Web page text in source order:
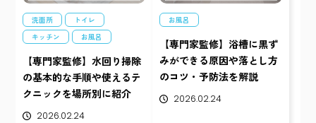
洗面所
トイレ
キッチン
お風呂
【専門家監修】水回り掃除
の基本的な手順や使えるテ
クニックを場所別に紹介
2026.02.24
お風呂
【専門家監修】浴槽に黒ず
みができる原因や落とし方
のコツ・予防法を解説
2026.02.24